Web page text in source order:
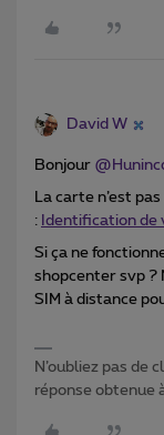
David W
Bonjour
La carte n’est
: Identification de
Si ça ne
shopcenter svp ?
SIM à distance
N’oubliez pas de
réponse obtenue